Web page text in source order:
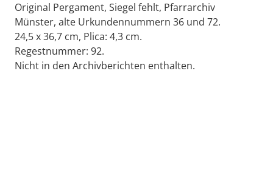
Original Pergament, Siegel fehlt, Pfarrarchiv
Münster, alte Urkundennummern 36 und 72.
24,5 x 36,7 cm, Plica: 4,3 cm.
Regestnummer: 92.
Nicht in den Archivberichten enthalten.